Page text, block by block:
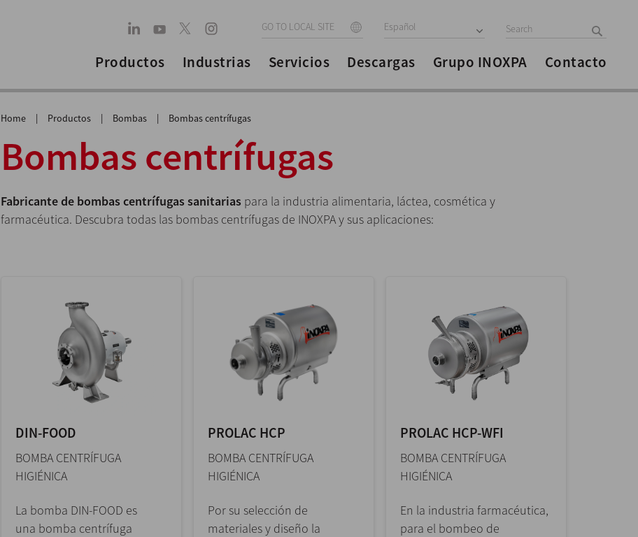
GO TO LOCAL SITE Español
Productos Industrias Servicios Descargas Grupo INOXPA Contacto
Home | Productos | Bombas | Bombas centrífugas
Bombas centrífugas
Fabricante de bombas centrífugas sanitarias para la industria alimentaria, láctea, cosmética y
farmacéutica. Descubra todas las bombas centrífugas de INOXPA y sus aplicaciones:
DIN-FOOD
BOMBA CENTRÍFUGA
HIGIÉNICA
La bomba DIN-FOOD es
una bomba centrífuga
PROLAC HCP
BOMBA CENTRÍFUGA
HIGIÉNICA
Por su selección de
materiales y diseño la
PROLAC HCP-WFI
BOMBA CENTRÍFUGA
HIGIÉNICA
En la industria farmacéutica,
para el bombeo de